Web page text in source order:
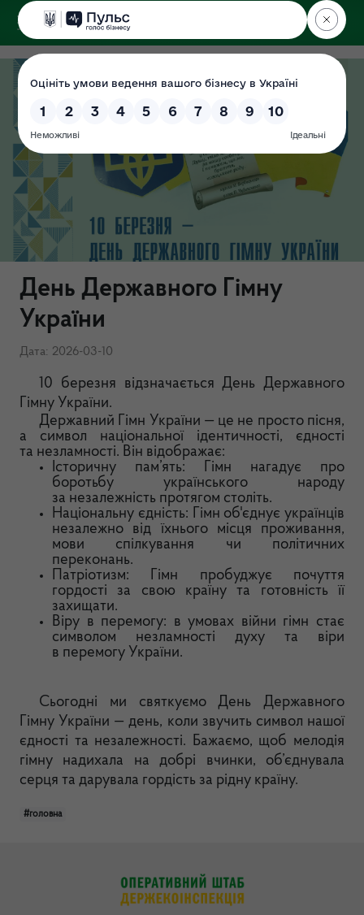
ДЕРЖЕКОІНСПЕКЦІЯ
День Державного Гімну
України
Дата: 2026-03-10
10 березня відзначається День Державного
Гімну України.
Державний Гімн України — це не просто пісня,
а символ національної ідентичності, єдності
та незламності. Він відображає:
Історичну пам’ять: Гімн нагадує про
боротьбу українського народу
за незалежність протягом століть.
Національну єдність: Гімн об'єднує українців
незалежно від їхнього місця проживання,
мови спілкування чи політичних
переконань.
Патріотизм: Гімн пробуджує почуття
гордості за свою країну та готовність її
захищати.
Віру в перемогу: в умовах війни гімн стає
символом незламності духу та віри
в перемогу України.
Сьогодні ми святкуємо День Державного
Гімну України — день, коли звучить символ нашої
єдності та незалежності. Бажаємо, щоб мелодія
гімну надихала на добрі вчинки, об’єднувала
серця та дарувала гордість за рідну країну.
#головна